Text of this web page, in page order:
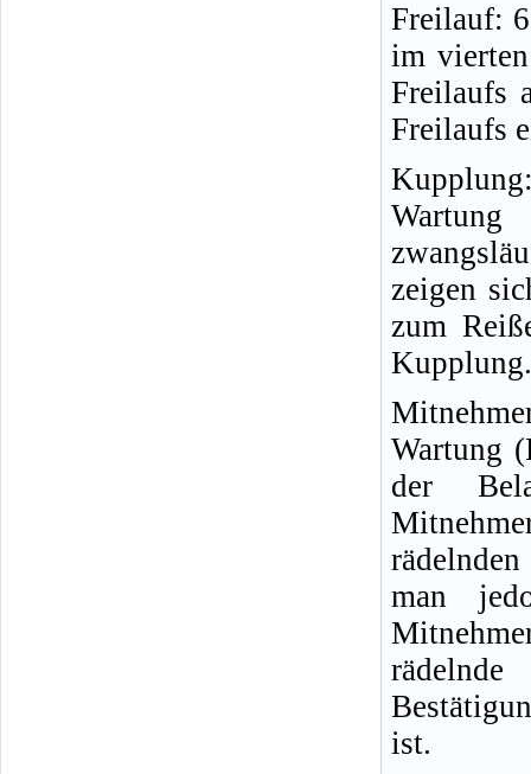
Freilauf:
im
Freilaufs
Freilaufs
zeigen
zum
Kupplung.
Wartung
der
man
ist.